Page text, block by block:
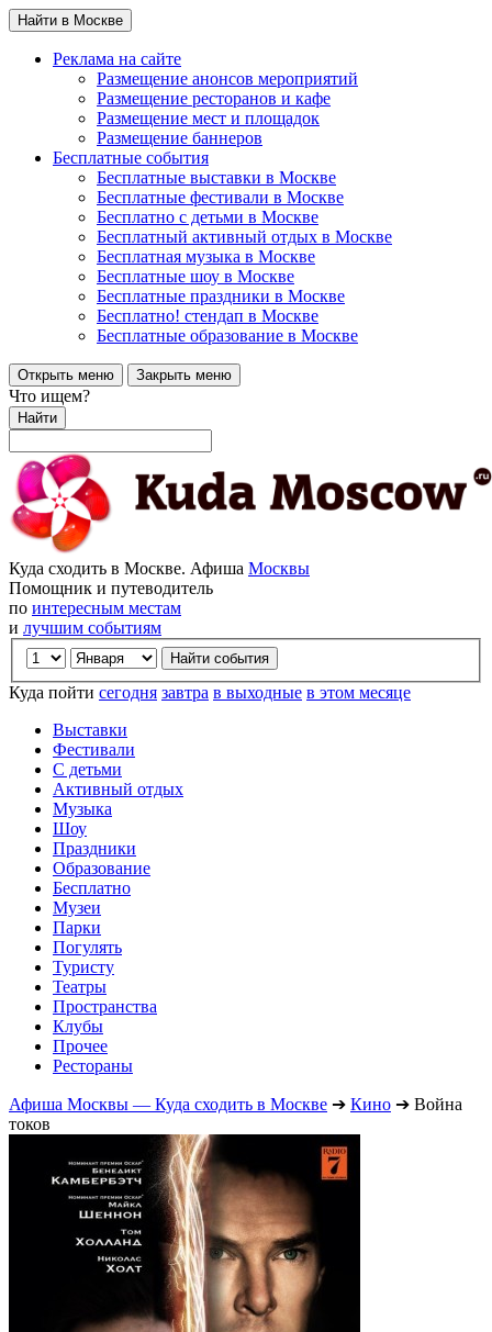
Найти в Москве
Реклама на сайте
Размещение анонсов мероприятий
Размещение ресторанов и кафе
Размещение мест и площадок
Размещение баннеров
Бесплатные события
Бесплатные выставки в Москве
Бесплатные фестивали в Москве
Бесплатно с детьми в Москве
Бесплатный активный отдых в Москве
Бесплатная музыка в Москве
Бесплатные шоу в Москве
Бесплатные праздники в Москве
Бесплатно! стендап в Москве
Бесплатные образование в Москве
Открыть меню Закрыть меню
Что ищем?
Найти
Куда сходить в Москве. Афиша Москвы
Помощник и путеводитель
по интересным местам
и лучшим событиям
Куда пойти сегодня завтра в выходные в этом месяце
Выставки
Фестивали
С детьми
Активный отдых
Музыка
Шоу
Праздники
Образование
Бесплатно
Музеи
Парки
Погулять
Туристу
Театры
Пространства
Клубы
Прочее
Рестораны
Афиша Москвы — Куда сходить в Москве ➔ Кино ➔ Война
токов